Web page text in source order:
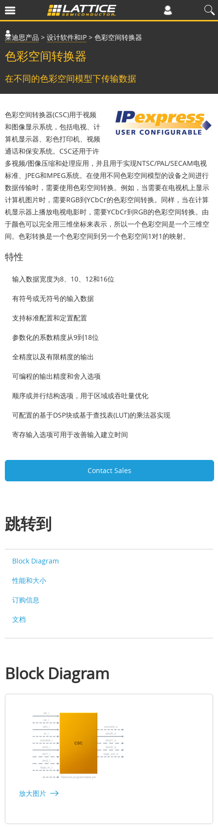
莱迪思产品 > 设计软件和IP > 色彩空间转换器
色彩空间转换器
在不同的色彩空间模型下传输数据
色彩空间转换器(CSC)用于视频
和图像显示系统，包括电视、计
算机显示器、彩色打印机、视频
通话和保安系统。CSC还用于许
多视频/图像压缩和处理应用，并且用于实现NTSC/PAL/SECAM电视
标准、JPEG和MPEG系统。在使用不同色彩空间模型的设备之间进行
数据传输时，需要使用色彩空间转换。例如，当需要在电视机上显示
计算机图片时，需要RGB到YCbCr的色彩空间转换。同样，当在计算
机显示器上播放电视电影时，需要YCbCr到RGB的色彩空间转换。由
于颜色可以完全用三维坐标来表示，所以一个色彩空间是一个三维空
间。色彩转换是一个色彩空间到另一个色彩空间1对1的映射。
特性
输入数据宽度为8、10、12和16位
有符号或无符号的输入数据
支持标准配置和定置配置
参数化的系数精度从9到18位
全精度以及有限精度的输出
可编程的输出精度和舍入选项
顺序或并行结构选项，用于区域或吞吐量优化
可配置的基于DSP块或基于查找表(LUT)的乘法器实现
寄存输入选项可用于改善输入建立时间
Contact Sales
跳转到
Block Diagram
性能和大小
订购信息
文档
Block Diagram
放大图片